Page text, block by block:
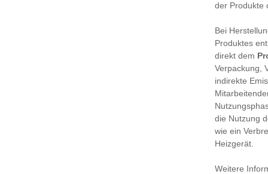
der Produkte
Bei
Produktes
direkt dem
Verpackung,
indirekte
die Nutzung
wie ein
Heizgerät.
Weitere